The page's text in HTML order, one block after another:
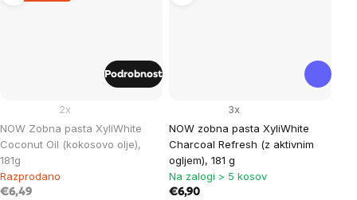
NOW Zobna pasta XyliWhite
Coconut Oil (kokosovo olje),
181g
2x
Razprodano
€6,49
Podrobnost
NOW zobna pasta XyliWhite
Charcoal Refresh (z aktivnim
ogljem), 181 g
3x
Na zalogi > 5 kosov
€6,90